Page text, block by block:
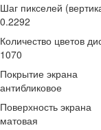
Шаг пикселей
0.2292
Количество цветов
1070
Покрытие экрана
антибликовое
Поверхность экрана
матовая